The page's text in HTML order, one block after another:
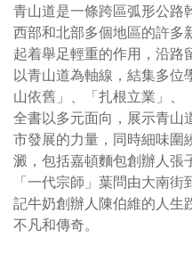
青山道是一條跨區弧形公路
西部和北部多個地區的許多
起着舉足輕重的作用，沿路
以青山道為軸線，結集多位
山依舊」、「扎根立業」、
全書以多元面向，展示青山
市發展的力量，同時細味圍
澱，包括嘉頓麵包創辦人張
「一代宗師」葉問由大南
記牛奶創辦人陳伯維的人生
不凡和傳奇。